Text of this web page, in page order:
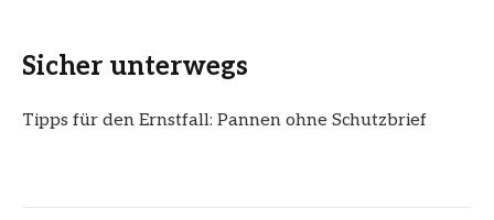
Sicher unterwegs
Tipps für den Ernstfall: Pannen ohne Schutzbrief